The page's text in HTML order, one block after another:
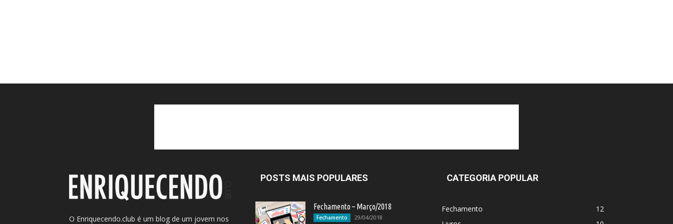
O Enriquecendo.club é um blog de um jovem nos
POSTS MAIS POPULARES
Fechamento – Março/2018
Fechamento 29/04/2018
CATEGORIA POPULAR
Fechamento
12